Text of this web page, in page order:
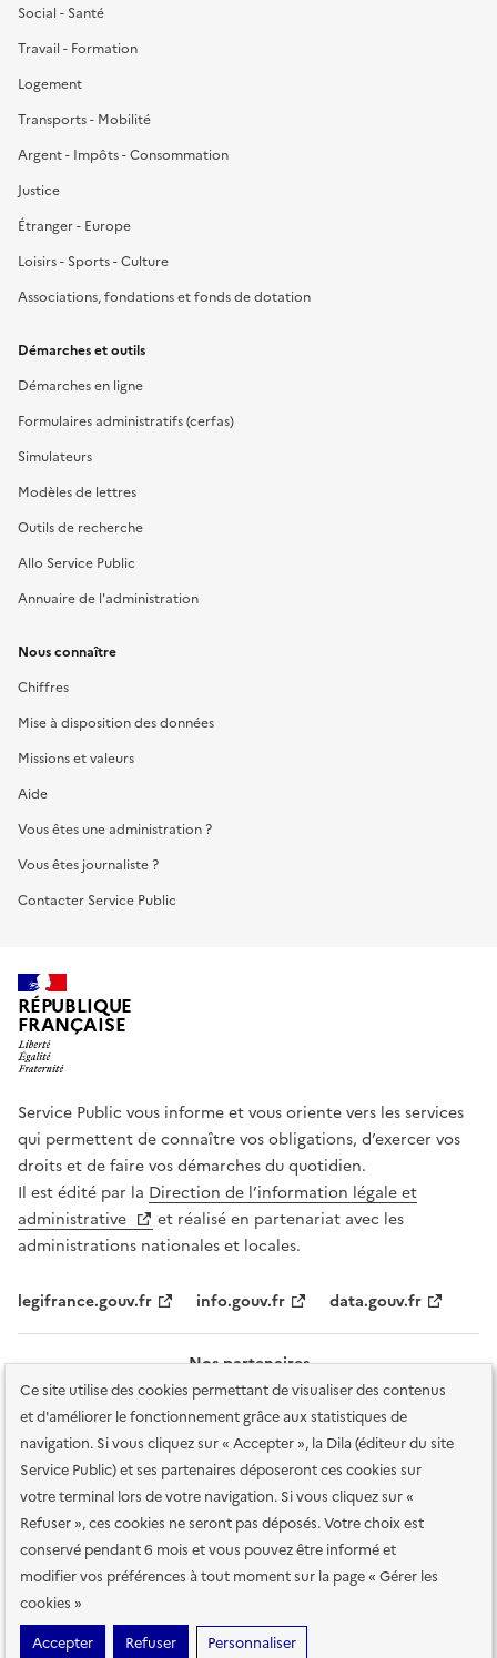
Ce site utilise des cookies permettant de visualiser des contenus
et d'améliorer le fonctionnement grâce aux statistiques de
navigation. Si vous cliquez sur « Accepter », la Dila (éditeur du site
Service Public) et ses partenaires déposeront ces cookies sur
votre terminal lors de votre navigation. Si vous cliquez sur «
Refuser », ces cookies ne seront pas déposés. Votre choix est
conservé pendant 6 mois et vous pouvez être informé et
modifier vos préférences à tout moment sur la page « Gérer les
cookies »
Accepter
Refuser Personnaliser
Social - Santé
Travail - Formation
Logement
Transports - Mobilité
Argent - Impôts - Consommation
Justice
Étranger - Europe
Loisirs - Sports - Culture
Associations, fondations et fonds de dotation
Démarches et outils
Démarches en ligne
Formulaires administratifs (cerfas)
Simulateurs
Modèles de lettres
Outils de recherche
Allo Service Public
Annuaire de l'administration
Nous connaître
Chiffres
Mise à disposition des données
Missions et valeurs
Aide
Vous êtes une administration ?
Vous êtes journaliste ?
Contacter Service Public
RÉPUBLIQUE
FRANÇAISE
Service Public vous informe et vous oriente vers les services
qui permettent de connaître vos obligations, d’exercer vos
droits et de faire vos démarches du quotidien.
Il est édité par la Direction de l’information légale et
administrative
et réalisé en partenariat avec les
administrations nationales et locales.
legifrance.gouv.fr info.gouv.fr data.gouv.fr
Nos partenaires
Plan du site Accessibilité : totalement conforme
Accessibilité des
services en ligne Mentions légales Données personnelles et sécurité
Conditions générales d'utilisation Gestion des cookies
Sauf mention contraire, tous les contenus de ce site sont sous